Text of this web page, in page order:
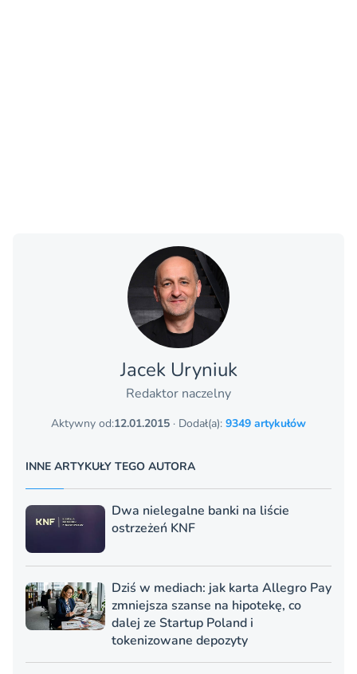
Jacek Uryniuk
Redaktor naczelny
Aktywny od:12.01.2015 · Dodał(a): 9349 artykułów
INNE ARTYKUŁY TEGO AUTORA
Dwa nielegalne banki na liście
ostrzeżeń KNF
Dziś w mediach: jak karta Allegro Pay
zmniejsza szanse na hipotekę, co
dalej ze Startup Poland i
tokenizowane depozyty